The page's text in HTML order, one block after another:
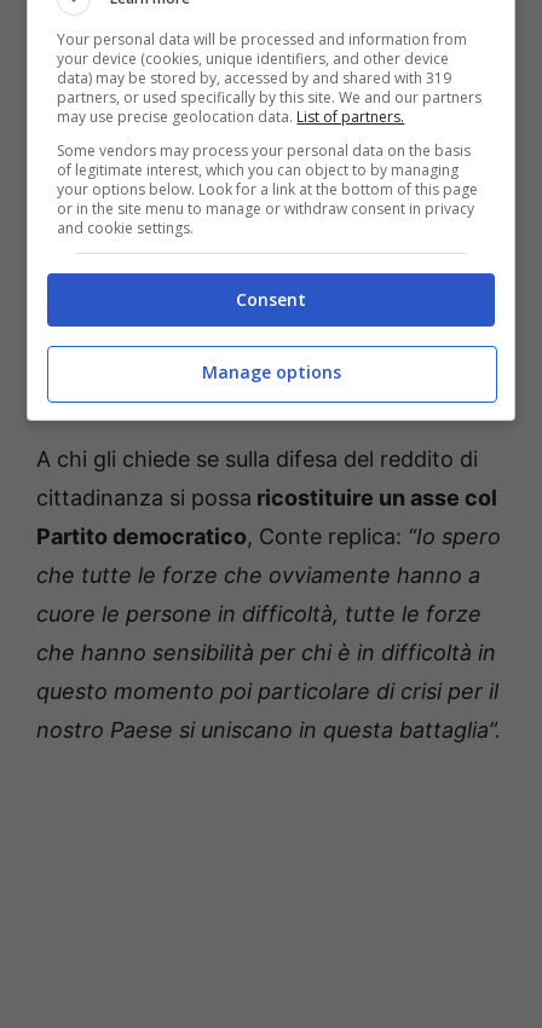
Opposizioni unite a difesa
del reddito di cittadinanza?
A chi gli chiede se sulla difesa del reddito di
cittadinanza si possa ricostituire un asse col
Partito democratico, Conte replica: “Io spero
che tutte le forze che ovviamente hanno a
cuore le persone in difficoltà, tutte le forze
che hanno sensibilità per chi è in difficoltà in
questo momento poi particolare di crisi per il
nostro Paese si uniscano in questa battaglia”.
Your personal data will be processed and information from
your device (cookies, unique identifiers, and other device
data) may be stored by, accessed by and shared with 319
partners, or used specifically by this site. We and our partners
may use precise geolocation data. List of partners.
Some vendors may process your personal data on the basis
of legitimate interest, which you can object to by managing
your options below. Look for a link at the bottom of this page
or in the site menu to manage or withdraw consent in privacy
and cookie settings.
Consent
Manage options